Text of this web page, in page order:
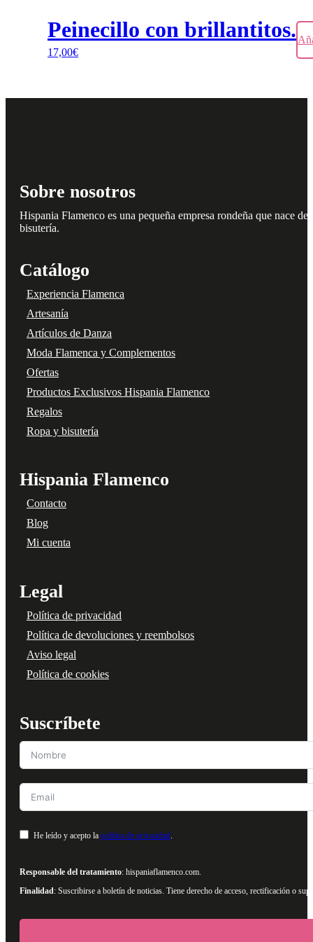
Peinecillo con brillantitos.
17,00€
Sobre nosotros
Hispania Flamenco es una pequeña empresa rondeña que nace
bisutería.
Catálogo
Experiencia Flamenca
Artesanía
Artículos de Danza
Moda Flamenca y Complementos
Ofertas
Productos Exclusivos Hispania Flamenco
Regalos
Ropa y bisutería
Hispania Flamenco
Contacto
Blog
Mi cuenta
Legal
Política de privacidad
Política de devoluciones y reembolsos
Aviso legal
Política de cookies
Suscríbete
He leído y acepto la política de privacidad
Responsable del tratamiento: hispaniaflamenco.com.
Finalidad: Suscribirse a boletín de noticias. Tiene derecho de acceso, rectificación o